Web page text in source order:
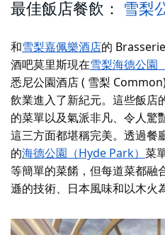
最佳飯店餐飲： 雪梨
和雪梨嘉佩樂酒店的
酒吧莫里斯現在雪梨海德公園
悉尼公園酒店 ( 雪梨
飲業進入了新紀元。這些飯店
的菜單以及氣派非凡、令人驚
這三方面都堪稱完美。透過餐
的海德公園（Hyde Park） 菜
等簡單的菜餚，但每道菜都融
遜的技術、日本風味和以木火